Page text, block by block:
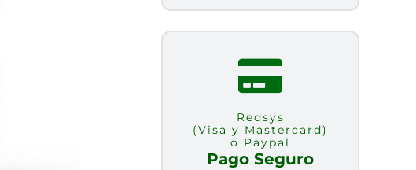
Redsys
(Visa y Mastercard)
o Paypal
Pago Seguro